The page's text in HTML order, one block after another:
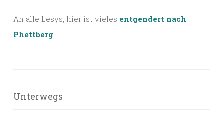
An alle Lesys, hier ist vieles entgendert nach
Phettberg
Unterwegs